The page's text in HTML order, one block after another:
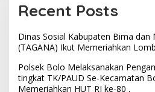
Recent Posts
Dinas Sosial Kabupaten Bima dan
(TAGANA) Ikut Memeriahkan
Polsek Bolo Melaksanakan
tingkat TK/PAUD Se-Kecamatan
Memeriahkan HUT RI ke-80 .